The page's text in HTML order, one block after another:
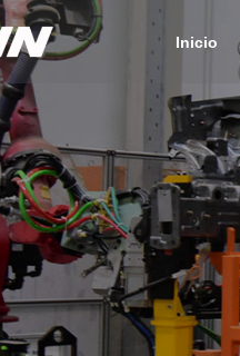
Inicio